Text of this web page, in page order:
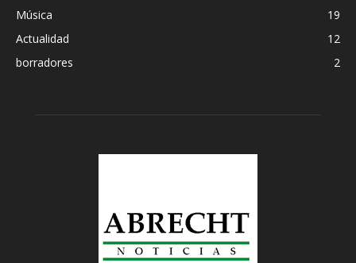
Música
19
Actualidad
12
borradores
2